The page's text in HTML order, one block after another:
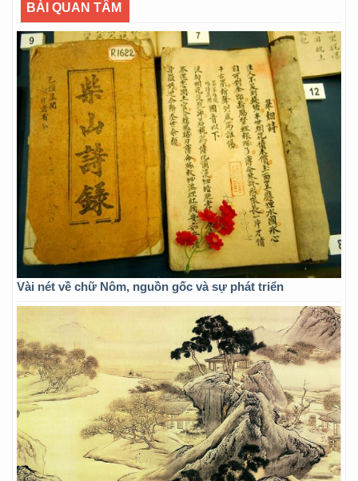
BÀI QUAN TÂM
Vài nét về chữ Nôm, nguồn gốc và sự phát triển